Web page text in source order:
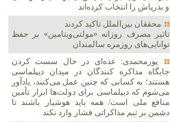
و بذرپاش را انتخاب کرده‌اند
محققان بین‌الملل تاکید کردند
تاثیر مصرف روزانه «مولتی‌ویتامین» بر حفظ
توانایی‌های روزمره سالمندان
پورمحمدی: عده‌ای در حال سست کردن
جایگاه مذاکره کنندگان در میدان دیپلماسی
هستند؛ به کسانی که چنین عمل می‌کنند، یادآور
می‌شوم که دیپلماسی برای دولت‌ها ابزار تأمین
منافع ملی است/ همه باید هوشیار باشند تا
دشمن بر تیم مذاکراتی فشار وارد نکند